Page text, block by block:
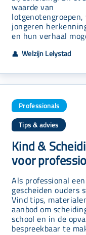
waarde van
lotgenotengroepen,
jongeren
en hun verhaal
👤 Welzijn Lelystad
Professionals
Tips & advies
Kind &
voor
Als professional
gescheiden ouders
Vind tips,
aanbod om
school en in de
bespreekbaar te